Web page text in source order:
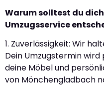
Warum solltest du
Umzugsservice
1. Zuverlässigkeit: Wir
Dein Umzugstermin
deine Möbel und
von Mönchengladbach